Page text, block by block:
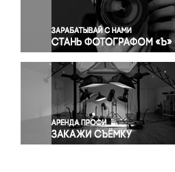
Правосудие
Происшествия и конфликты
Религия
Светская жизнь
Спорт
Экология
Экономика и бизнес